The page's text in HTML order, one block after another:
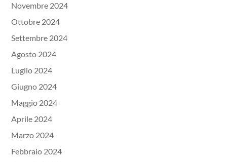
Novembre 2024
Ottobre 2024
Settembre 2024
Agosto 2024
Luglio 2024
Giugno 2024
Maggio 2024
Aprile 2024
Marzo 2024
Febbraio 2024